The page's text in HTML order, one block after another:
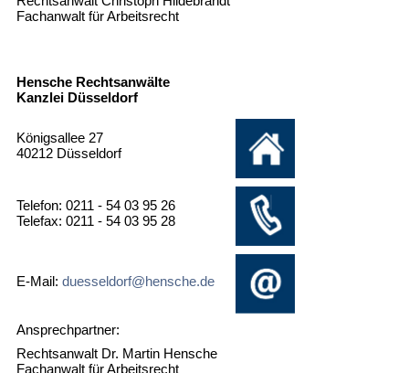
Fachanwalt für Arbeitsrecht
Hensche Rechtsanwälte
Kanzlei Düsseldorf
Königsallee 27
40212 Düsseldorf
Telefon: 0211 - 54 03 95 26
Telefax: 0211 - 54 03 95 28
E-Mail: duesseldorf@hensche.de
Ansprechpartner:
Rechtsanwalt Dr. Martin Hensche
Fachanwalt für Arbeitsrecht